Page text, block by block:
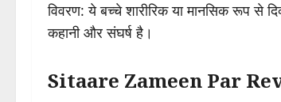
विवरण: ये बच्चे शारीरिक या मानसिक रूप
कहानी और संघर्ष है।
Sitaare Zameen Par